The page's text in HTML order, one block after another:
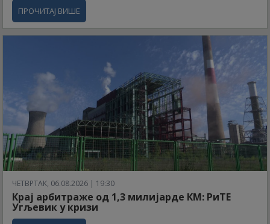
ПРОЧИТАЈ ВИШЕ
ЧЕТВРТАК, 06.08.2026 | 19:30
Крај арбитраже од 1,3 милијарде КМ: РиТЕ
Угљевик у кризи